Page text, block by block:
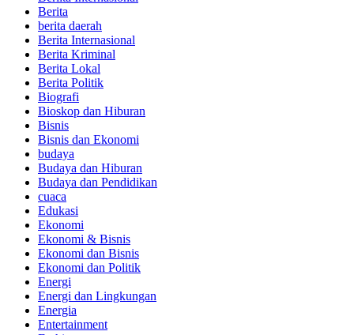
Berita
berita daerah
Berita Internasional
Berita Kriminal
Berita Lokal
Berita Politik
Biografi
Bioskop dan Hiburan
Bisnis
Bisnis dan Ekonomi
budaya
Budaya dan Hiburan
Budaya dan Pendidikan
cuaca
Edukasi
Ekonomi
Ekonomi & Bisnis
Ekonomi dan Bisnis
Ekonomi dan Politik
Energi
Energi dan Lingkungan
Energia
Entertainment